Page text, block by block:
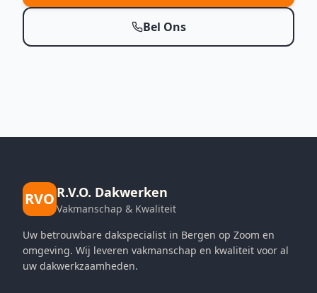
Bel Ons
RVO R.V.O. Dakwerken
Vakmanschap & Kwaliteit
Uw betrouwbare dakspecialist in Bergen op Zoom en
omgeving. Wij leveren vakmanschap en kwaliteit voor al
uw dakwerkzaamheden.